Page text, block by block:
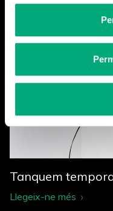
Tanquem
Llegeix-ne més